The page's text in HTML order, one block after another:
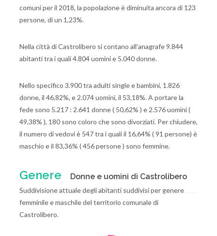
comuni per il 2018, la popolazione è diminuita ancora di 123
persone, di un 1,23%.
Nella città di Castrolibero si contano all'anagrafe 9.844
abitanti tra i quali 4.804 uomini e 5.040 donne.
Nello specifico 3.900 tra adulti single e bambini, 1.826
donne, il 46,82%, e 2.074 uomini, il 53,18%. A portare la
fede sono 5.217 : 2.641 donne ( 50,62% ) e 2.576 uomini (
49,38% ), 180 sono coloro che sono divorziati. Per chiudere,
il numero di vedovi è 547 tra i quali il 16,64% ( 91 persone) è
maschio e il 83,36% ( 456 persone ) sono femmine.
Genere Donne e uomini di Castrolibero
Suddivisione attuale degli abitanti suddivisi per genere
femminile e maschile del territorio comunale di
Castrolibero.